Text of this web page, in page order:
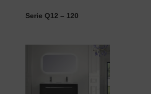
Serie Q12 – 120